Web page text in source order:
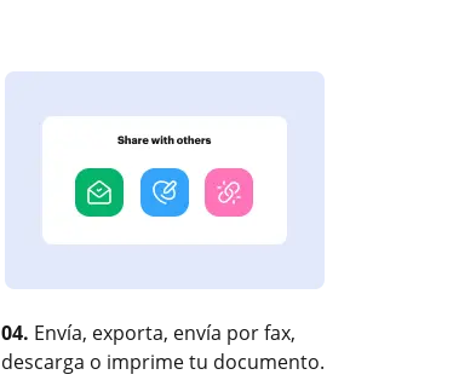
04. Envía, exporta, envía por fax,
descarga o imprime tu documento.